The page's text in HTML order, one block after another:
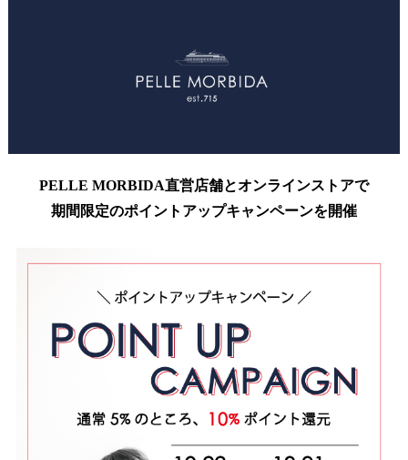
PELLE MORBIDA直営店舗とオンラインストアで
期間限定のポイントアップキャンペーンを開催